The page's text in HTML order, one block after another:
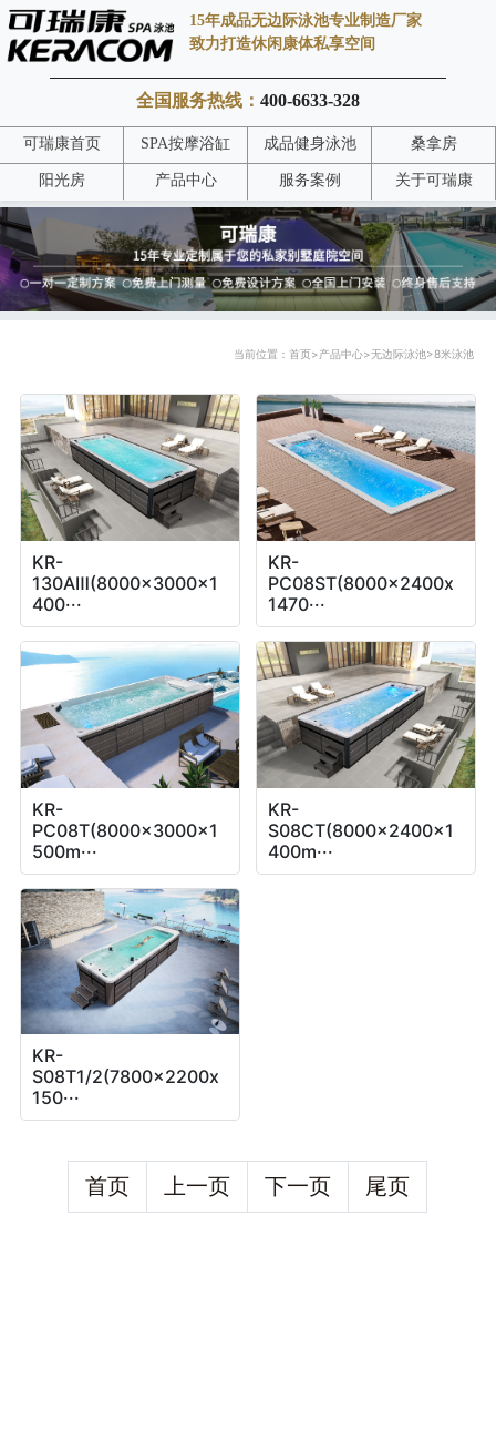
15年成品无边际泳池专业制造厂家
致力打造休闲康体私享空间
全国服务热线： 400-6633-328
可瑞康首页 SPA按摩浴缸 成品健身泳池 桑拿房
阳光房 产品中心 服务案例 关于可瑞康
当前位置： 首页>产品中心>无边际泳池>8米泳池
KR-
130AⅢ(8000x3000x1
400···
KR-
PC08ST(8000x2400x
1470···
KR-
PC08T(8000x3000x1
500m···
KR-
S08CT(8000x2400x1
400m···
KR-
S08T1/2(7800x2200x
150···
首页 上一页 下一页 尾页